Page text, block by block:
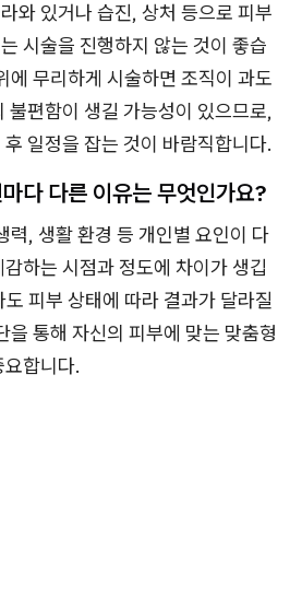
와 있거나 습진, 상처 등으로 피부
시술을 진행하지 않는 것이 좋습
에 무리하게 시술하면 조직이 과도
불편함이 생길 가능성이 있으므로,
일정을 잡는 것이 바람직합니다.
다 다른 이유는 무엇인가요?
력, 생활 환경 등 개인별 요인이 다
하는 시점과 정도에 차이가 생깁
피부 상태에 따라 결과가 달라질
을 통해 자신의 피부에 맞는 맞춤형
합니다.